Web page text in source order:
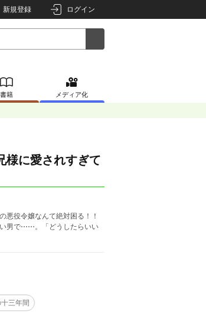
新規登録 ログイン
書籍 メディア化
様に愛されすぎて
悪役令嬢なんて絶対困る！！
い男で⋯⋯。「どうしたらいい
三年間